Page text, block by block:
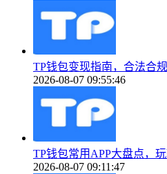
TP钱包变现指南，合法合
2026-08-07 09:55:46
TP钱包常用APP大盘点，
2026-08-07 09:11:47